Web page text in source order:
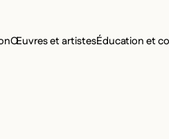
Œuvres et artistesÉducation et